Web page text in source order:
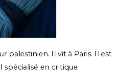
palestinien. Il vit à Paris. Il est
spécialisé en critique